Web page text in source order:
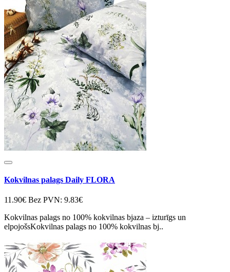
Kokvilnas palags Daily FLORA
11.90€ Bez PVN: 9.83€
Kokvilnas palags no 100% kokvilnas bjaza – izturīgs un
elpojošsKokvilnas palags no 100% kokvilnas bj..